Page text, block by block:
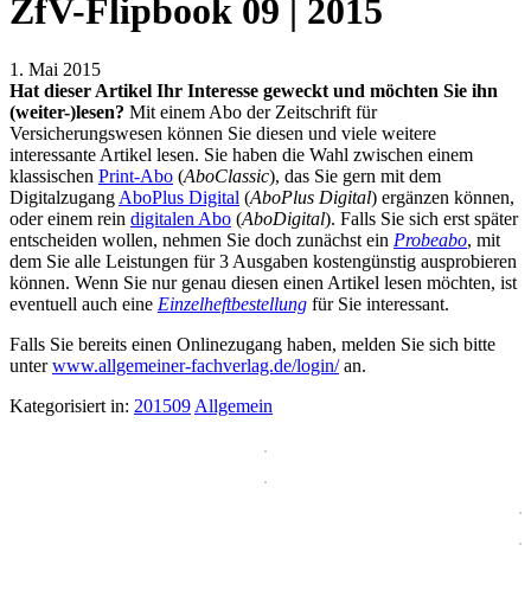
ZfV-Flipbook 09 | 2015
1. Mai 2015
Hat dieser Artikel Ihr Interesse geweckt und möchten Sie ihn
(weiter-)lesen? Mit einem Abo der Zeitschrift für
Versicherungswesen können Sie diesen und viele weitere
interessante Artikel lesen. Sie haben die Wahl zwischen einem
klassischen Print-Abo (AboClassic), das Sie gern mit dem
Digitalzugang AboPlus Digital (AboPlus Digital) ergänzen können,
oder einem rein digitalen Abo (AboDigital). Falls Sie sich erst später
entscheiden wollen, nehmen Sie doch zunächst ein Probeabo, mit
dem Sie alle Leistungen für 3 Ausgaben kostengünstig ausprobieren
können. Wenn Sie nur genau diesen einen Artikel lesen möchten, ist
eventuell auch eine Einzelheftbestellung für Sie interessant.
Falls Sie bereits einen Onlinezugang haben, melden Sie sich bitte
unterwww.allgemeiner-fachverlag.de/login/an.
Kategorisiert in: 201509 Allgemein